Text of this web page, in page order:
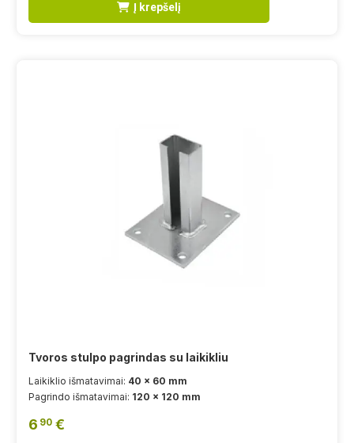
Į krepšelį
Tvoros stulpo pagrindas su laikikliu
Laikiklio išmatavimai: 40 x 60 mm
Pagrindo išmatavimai: 120 x 120 mm
6 90 €